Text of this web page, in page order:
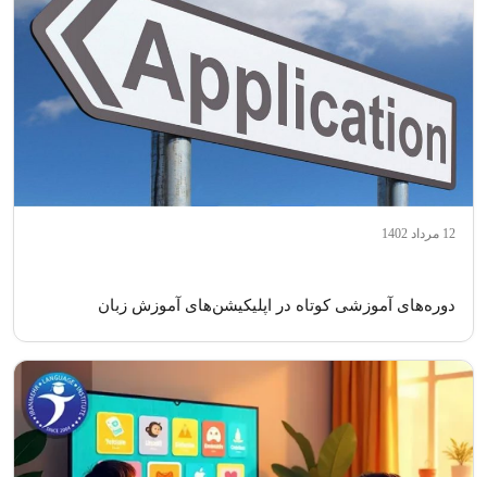
12 مرداد 1402
دوره‌های آموزشی کوتاه در اپلیکیشن‌های آموزش زبان